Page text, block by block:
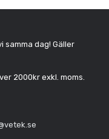
samma dag! Gäller
2000kr exkl. moms.